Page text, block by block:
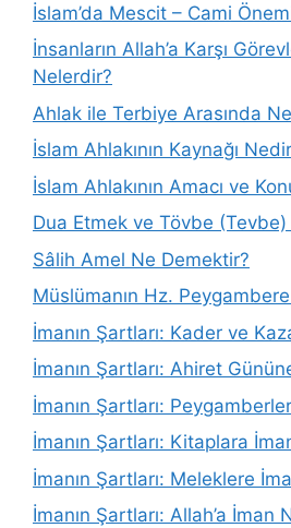
İslam’da Mescit – Cami
İnsanların Allah’a Karşı
Nelerdir?
Ahlak ile Terbiye Arasında
İslam Ahlakının Kaynağı
İslam Ahlakının Amacı ve
Dua Etmek ve Tövbe
Sâlih Amel Ne Demektir?
Müslümanın Hz.
İmanın Şartları: Kader ve
İmanın Şartları: Ahiret
İmanın Şartları:
İmanın Şartları: Kitaplara
İmanın Şartları: Meleklere
İmanın Şartları: Allah’a İman